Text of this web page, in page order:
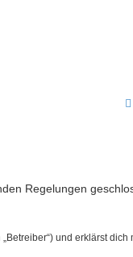
Regelungen
und erklärst